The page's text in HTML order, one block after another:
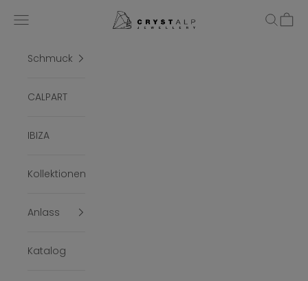
crystalpjewelry
Menü Suchen
Schmuck
CALPART
IBIZA
Kollektionen
Anlass
Katalog